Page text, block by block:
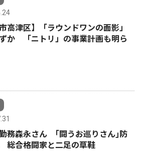
市高津区】「ラウンドワンの面影」
か 「ニトリ」の事業計画も明ら
務森永さん ｢闘うお巡りさん｣防
総合格闘家と二足の草鞋